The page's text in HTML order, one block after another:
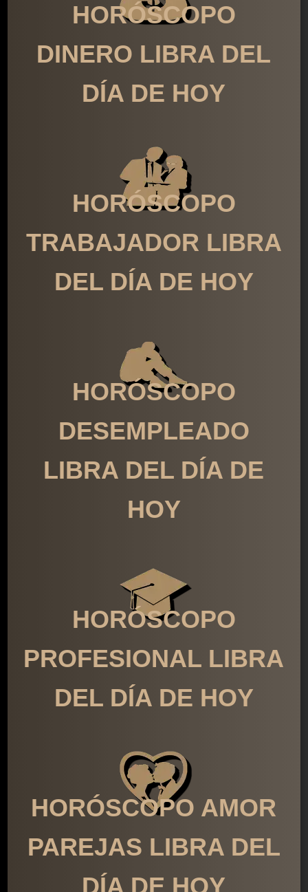
HORÓSCOPO
DINERO LIBRA DEL
DÍA DE HOY
HORÓSCOPO
TRABAJADOR LIBRA
DEL DÍA DE HOY
HORÓSCOPO
DESEMPLEADO
LIBRA DEL DÍA DE
HOY
HORÓSCOPO
PROFESIONAL LIBRA
DEL DÍA DE HOY
HORÓSCOPO AMOR
PAREJAS LIBRA DEL